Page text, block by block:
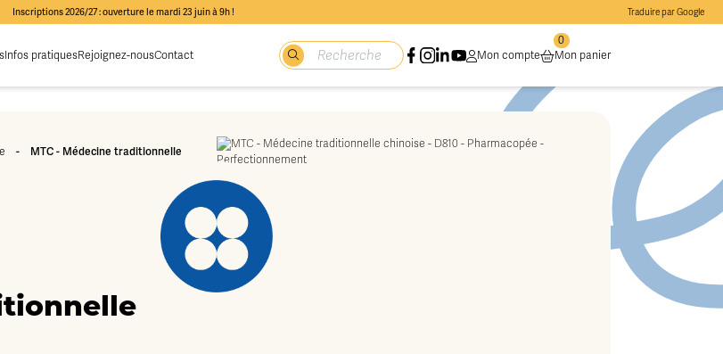
Inscriptions 2026/27 : ouverture le mardi 23 juin à 9h ! Traduire par Google
Infos pratiquesRejoignez-nousContact Mon compte Mon panier
0
- MTC - Médecine traditionnelle